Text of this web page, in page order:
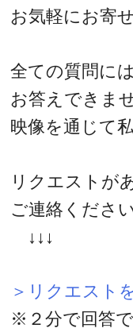
お気軽にお寄
全ての質問には
お答えできま
映像を通じて
リクエストが
ご連絡くださ
↓↓↓
＞リクエスト
※２分で回答